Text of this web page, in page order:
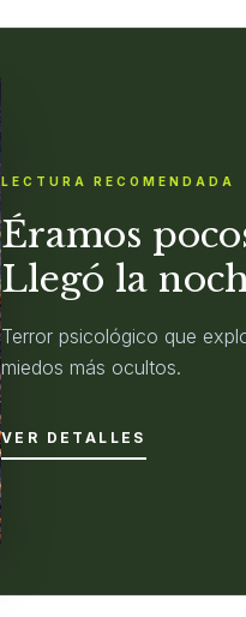
LECTURA RECOMENDADA
Éramos
Llegó la
Terror psicológico que
miedos más ocultos.
VER DETALLES